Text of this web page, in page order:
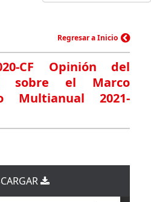
Regresar a Inicio
CF Opinión del
sobre el Marco
Multianual 2021-